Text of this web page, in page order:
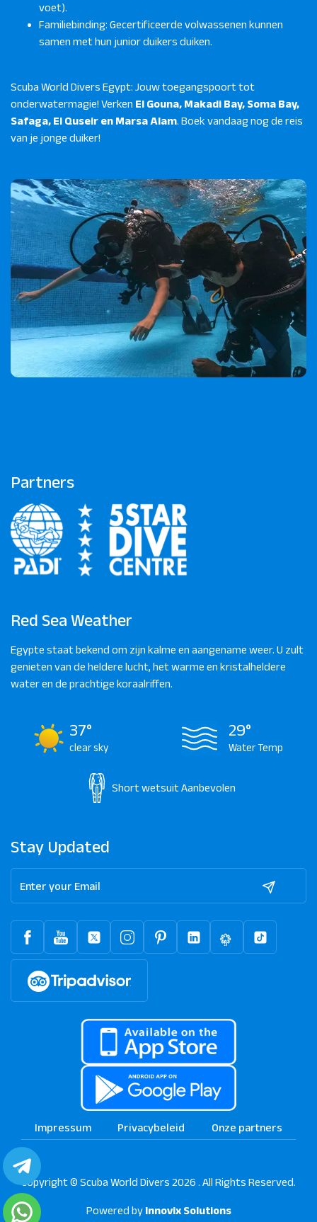
voet).
Familiebinding: Gecertificeerde volwassenen kunnen
samen met hun junior duikers duiken.
Scuba World Divers Egypt: Jouw toegangspoort tot
onderwatermagie! Verken El Gouna, Makadi Bay, Soma Bay,
Safaga, El Quseir en Marsa Alam. Boek vandaag nog de reis
van je jonge duiker!
Partners
Red Sea Weather
Egypte staat bekend om zijn kalme en aangename weer. U zult
genieten van de heldere lucht, het warme en kristalheldere
water en de prachtige koraalriffen.
37°
clear sky
29°
Water Temp
Short wetsuit Aanbevolen
Stay Updated
Impressum Privacybeleid Onze partners
Copyright © Scuba World Divers 2026 . All Rights Reserved.
Powered by Innovix Solutions